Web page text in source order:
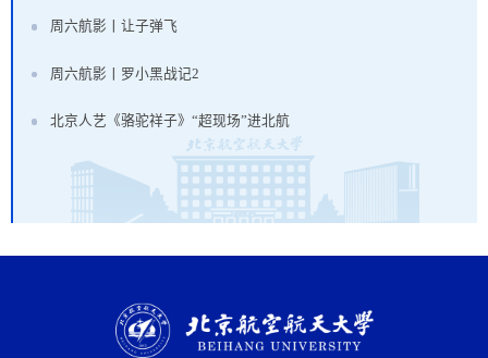
周六航影丨让子弹飞
周六航影丨罗小黑战记2
北京人艺《骆驼祥子》“超现场”进北航